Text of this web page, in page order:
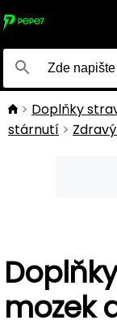
Doplňky
stárnutí
mozek